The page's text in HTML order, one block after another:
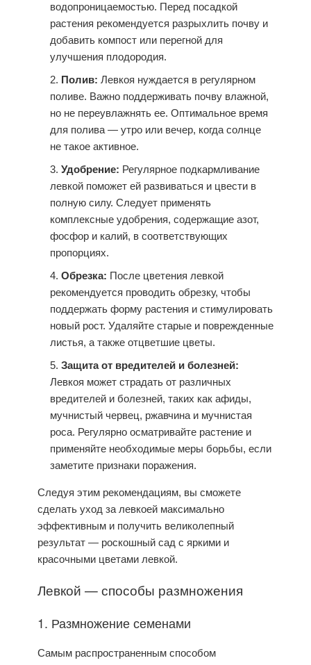
водопроницаемостью. Перед посадкой
растения рекомендуется разрыхлить почву и
добавить компост или перегной для
улучшения плодородия.
Полив: Левкоя нуждается в регулярном
поливе. Важно поддерживать почву влажной,
но не переувлажнять ее. Оптимальное время
для полива — утро или вечер, когда солнце
не такое активное.
Удобрение: Регулярное подкармливание
левкой поможет ей развиваться и цвести в
полную силу. Следует применять
комплексные удобрения, содержащие азот,
фосфор и калий, в соответствующих
пропорциях.
Обрезка: После цветения левкой
рекомендуется проводить обрезку, чтобы
поддержать форму растения и стимулировать
новый рост. Удаляйте старые и поврежденные
листья, а также отцветшие цветы.
Защита от вредителей и болезней:
Левкоя может страдать от различных
вредителей и болезней, таких как афиды,
мучнистый червец, ржавчина и мучнистая
роса. Регулярно осматривайте растение и
применяйте необходимые меры борьбы, если
заметите признаки поражения.
Следуя этим рекомендациям, вы сможете
сделать уход за левкоей максимально
эффективным и получить великолепный
результат — роскошный сад с яркими и
красочными цветами левкой.
Левкой — способы размножения
1. Размножение семенами
Самым распространенным способом